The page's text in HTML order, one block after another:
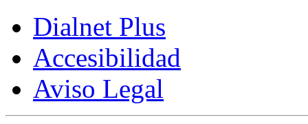
Dialnet Plus
Accesibilidad
Aviso Legal